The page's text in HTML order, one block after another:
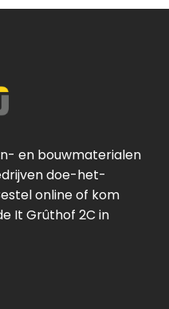
en bouwmaterialen
doe-het-
online of kom
It Grûthof 2C in